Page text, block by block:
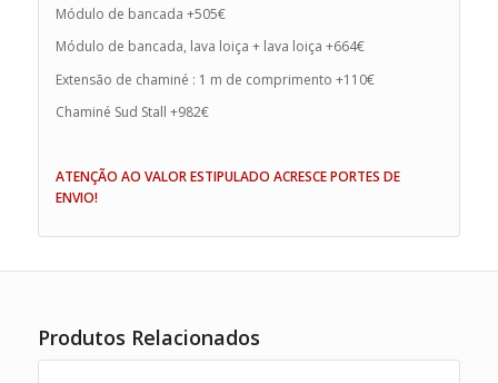
Módulo de bancada +505€
Módulo de bancada, lava loiça + lava loiça +664€
Extensão de chaminé : 1 m de comprimento +110€
Chaminé Sud Stall +982€
ATENÇÃO AO VALOR ESTIPULADO ACRESCE PORTES DE
ENVIO!
Produtos Relacionados